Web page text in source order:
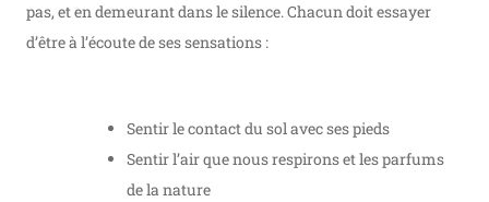
pas, et en demeurant dans le silence. Chacun doit essayer
d’être à l’écoute de ses sensations :
Sentir le contact du sol avec ses pieds
Sentir l’air que nous respirons et les parfums
de la nature